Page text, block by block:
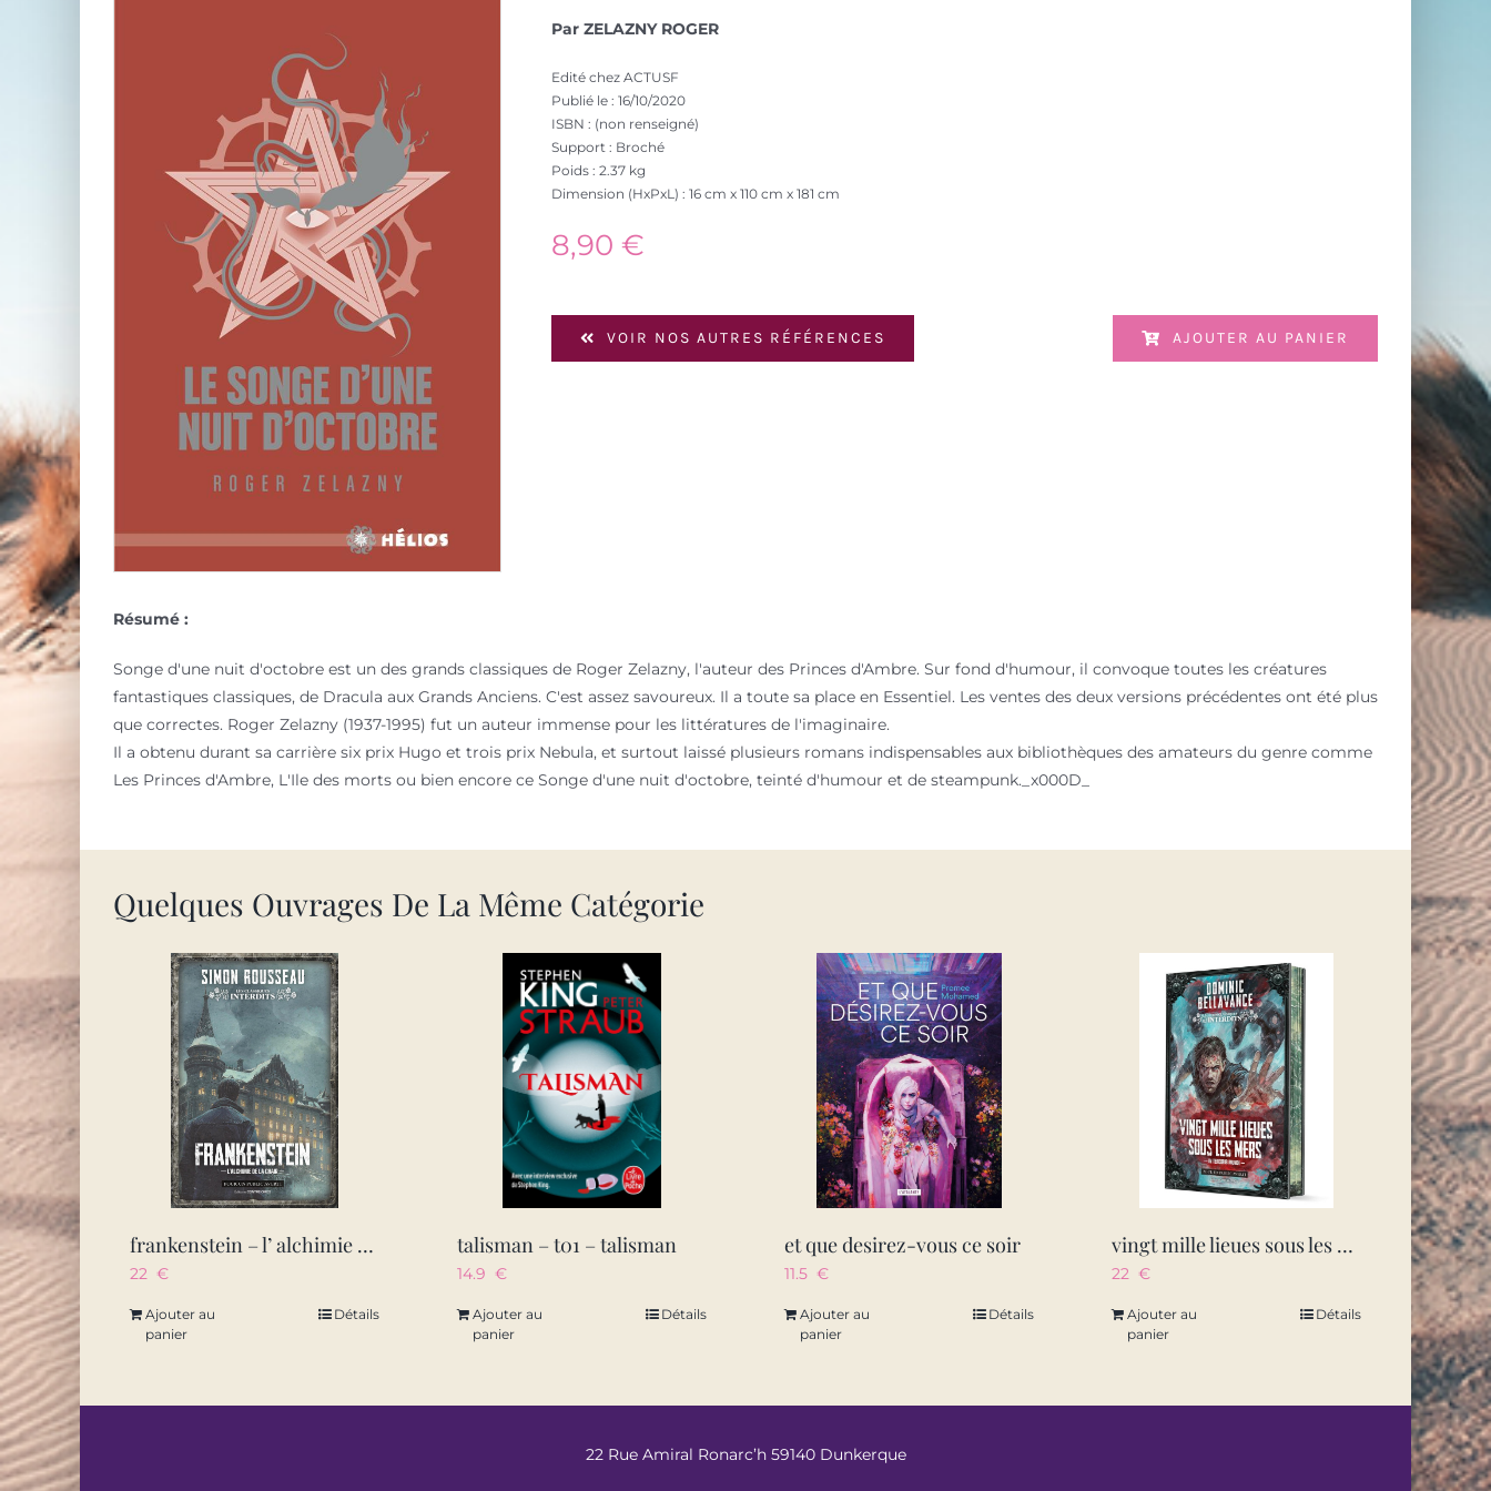
Par ZELAZNY ROGER
Edité chez ACTUSF
Publié le : 16/10/2020
ISBN : (non renseigné)
Support : Broché
Poids : 2.37 kg
Dimension (HxPxL) : 16 cm x 110 cm x 181 cm
8,90€
VOIR NOS AUTRES RÉFÉRENCES AJOUTER AU PANIER
Résumé :
Songe d'une nuit d'octobre est un des grands classiques de Roger Zelazny, l'auteur des Princes d'Ambre. Sur fond d'humour, il convoque toutes les créatures
fantastiques classiques, de Dracula aux Grands Anciens. C'est assez savoureux. Il a toute sa place en Essentiel. Les ventes des deux versions précédentes ont été plus
que correctes. Roger Zelazny (1937-1995) fut un auteur immense pour les littératures de l'imaginaire.
Il a obtenu durant sa carrière six prix Hugo et trois prix Nebula, et surtout laissé plusieurs romans indispensables aux bibliothèques des amateurs du genre comme
Les Princes d'Ambre, L'Ile des morts ou bien encore ce Songe d'une nuit d'octobre, teinté d'humour et de steampunk._x000D_
Quelques Ouvrages De La Même Catégorie
frankenstein – l’ alchimie de la chair
22 €
Ajouter au
panier
Détails
talisman – t01 – talisman
14.9 €
Ajouter au
panier
Détails
et que desirez-vous ce soir
11.5 €
Ajouter au
panier
Détails
vingt mille lieues sous les mers – in tenebris mundi
22 €
Ajouter au
panier
Détails
22 Rue Amiral Ronarc’h 59140 Dunkerque